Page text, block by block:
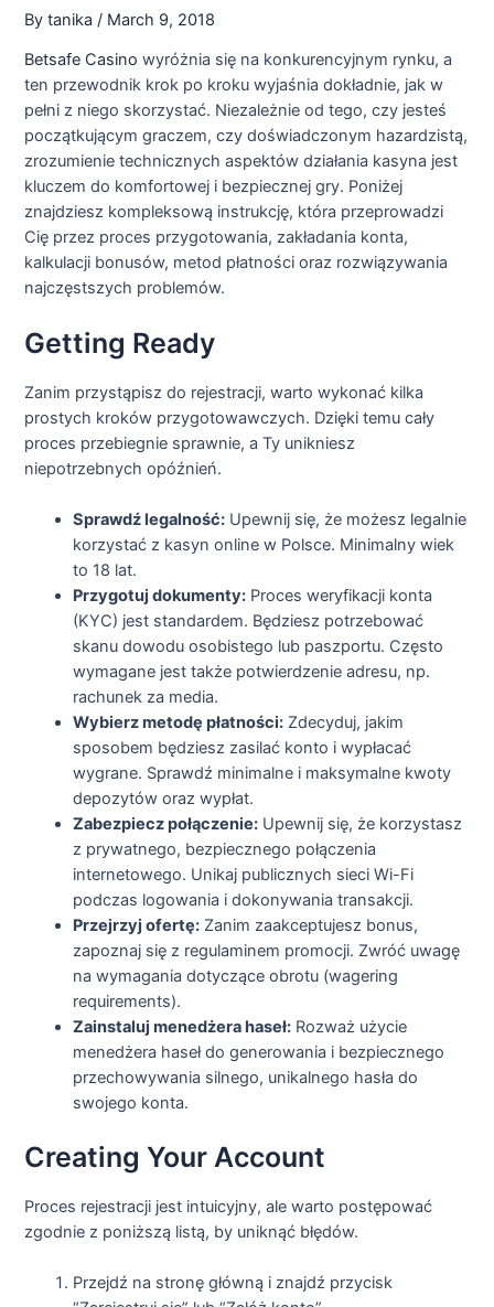
Bytanika / March 9, 2018
Betsafe Casino wyróżnia się na konkurencyjnym rynku, a
ten przewodnik krok po kroku wyjaśnia dokładnie, jak w
pełni z niego skorzystać. Niezależnie od tego, czy jesteś
początkującym graczem, czy doświadczonym hazardzistą,
zrozumienie technicznych aspektów działania kasyna jest
kluczem do komfortowej i bezpiecznej gry. Poniżej
znajdziesz kompleksową instrukcję, która przeprowadzi
Cię przez proces przygotowania, zakładania konta,
kalkulacji bonusów, metod płatności oraz rozwiązywania
najczęstszych problemów.
Getting Ready
Zanim przystąpisz do rejestracji, warto wykonać kilka
prostych kroków przygotowawczych. Dzięki temu cały
proces przebiegnie sprawnie, a Ty unikniesz
niepotrzebnych opóźnień.
Sprawdź legalność: Upewnij się, że możesz legalnie
korzystać z kasyn online w Polsce. Minimalny wiek
to 18 lat.
Przygotuj dokumenty: Proces weryfikacji konta
(KYC) jest standardem. Będziesz potrzebować
skanu dowodu osobistego lub paszportu. Często
wymagane jest także potwierdzenie adresu, np.
rachunek za media.
Wybierz metodę płatności: Zdecyduj, jakim
sposobem będziesz zasilać konto i wypłacać
wygrane. Sprawdź minimalne i maksymalne kwoty
depozytów oraz wypłat.
Zabezpiecz połączenie: Upewnij się, że korzystasz
z prywatnego, bezpiecznego połączenia
internetowego. Unikaj publicznych sieci Wi-Fi
podczas logowania i dokonywania transakcji.
Przejrzyj ofertę: Zanim zaakceptujesz bonus,
zapoznaj się z regulaminem promocji. Zwróć uwagę
na wymagania dotyczące obrotu (wagering
requirements).
Zainstaluj menedżera haseł: Rozważ użycie
menedżera haseł do generowania i bezpiecznego
przechowywania silnego, unikalnego hasła do
swojego konta.
Creating Your Account
Proces rejestracji jest intuicyjny, ale warto postępować
zgodnie z poniższą listą, by uniknąć błędów.
Przejdź na stronę główną i znajdź przycisk